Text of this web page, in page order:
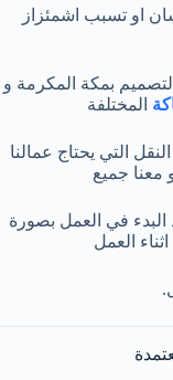
او تسبب اشمئزاز
بمكة المكرمة و
المختلفة
التي يحتاج عمالنا
معنا جميع
البدء في العمل بصورة
العمل